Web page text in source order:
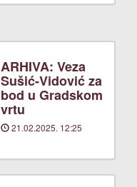
ARHIVA: Veza
Sušić-Vidović za
bod u Gradskom
vrtu
21.02.2025. 12:25